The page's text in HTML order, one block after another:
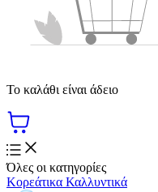
Το καλάθι είναι άδειο
Όλες οι κατηγορίες
Κορεάτικα Καλλυντικά